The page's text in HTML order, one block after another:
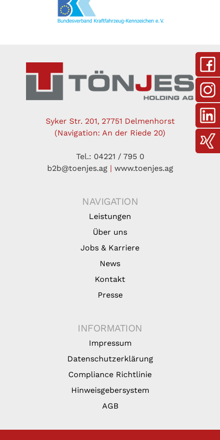
Syker Str. 201, 27751 Delmenhorst
(Navigation: An der Riede 20)
Tel.: 04221 / 795 0
b2b@toenjes.ag| www.toenjes.ag
NAVIGATION
Leistungen
Über uns
Jobs & Karriere
News
Kontakt
Presse
INFORMATION
Impressum
Datenschutzerklärung
Compliance Richtlinie
Hinweisgebersystem
AGB